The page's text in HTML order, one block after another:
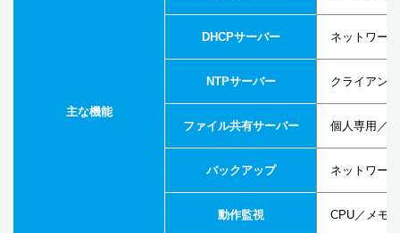
主な機能
DHCPサーバー ネットワー
NTPサーバー クライアン
ファイル共有サーバー 個人専用／
バックアップ ネットワー
動作監視 CPU／メモ